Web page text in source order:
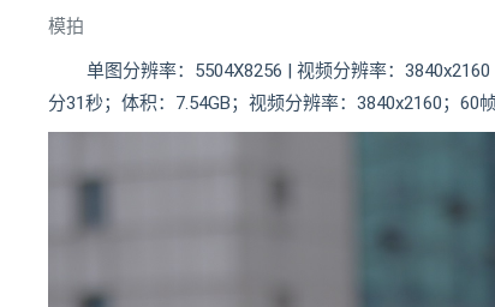
模拍
单图分辨率：5504X8256 | 视频分辨率：
分31秒；体积：7.54GB；视频分辨率：3840x2160；60